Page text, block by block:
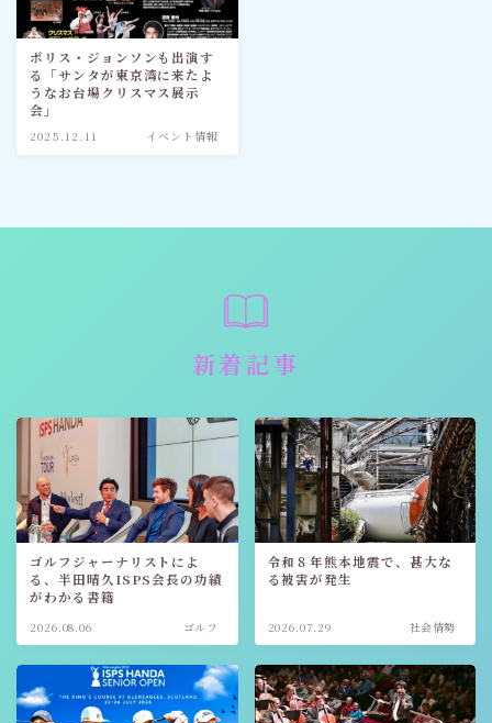
神道・宗教
社会情勢
おすすめ記事
ボリス・ジョンソンも出演す
る「サンタが東京湾に来たよ
うなお台場クリスマス展示
会」
2025.12.11 イベント情報
新着記事
ゴルフジャーナリストによ
る、半田晴久ISPS会長の功績
がわかる書籍
2026.08.06 ゴルフ
令和８年熊本地震で、甚大な
る被害が発生
2026.07.29 社会情勢